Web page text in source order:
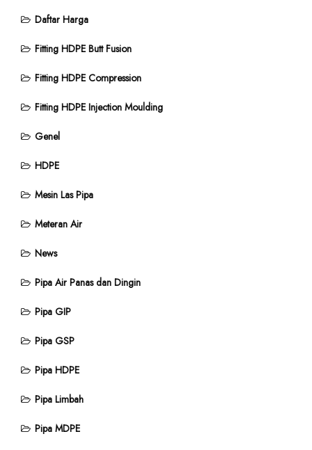
Daftar Harga
Fitting HDPE Butt Fusion
Fitting HDPE Compression
Fitting HDPE Injection Moulding
Genel
HDPE
Mesin Las Pipa
Meteran Air
News
Pipa Air Panas dan Dingin
Pipa GIP
Pipa GSP
Pipa HDPE
Pipa Limbah
Pipa MDPE